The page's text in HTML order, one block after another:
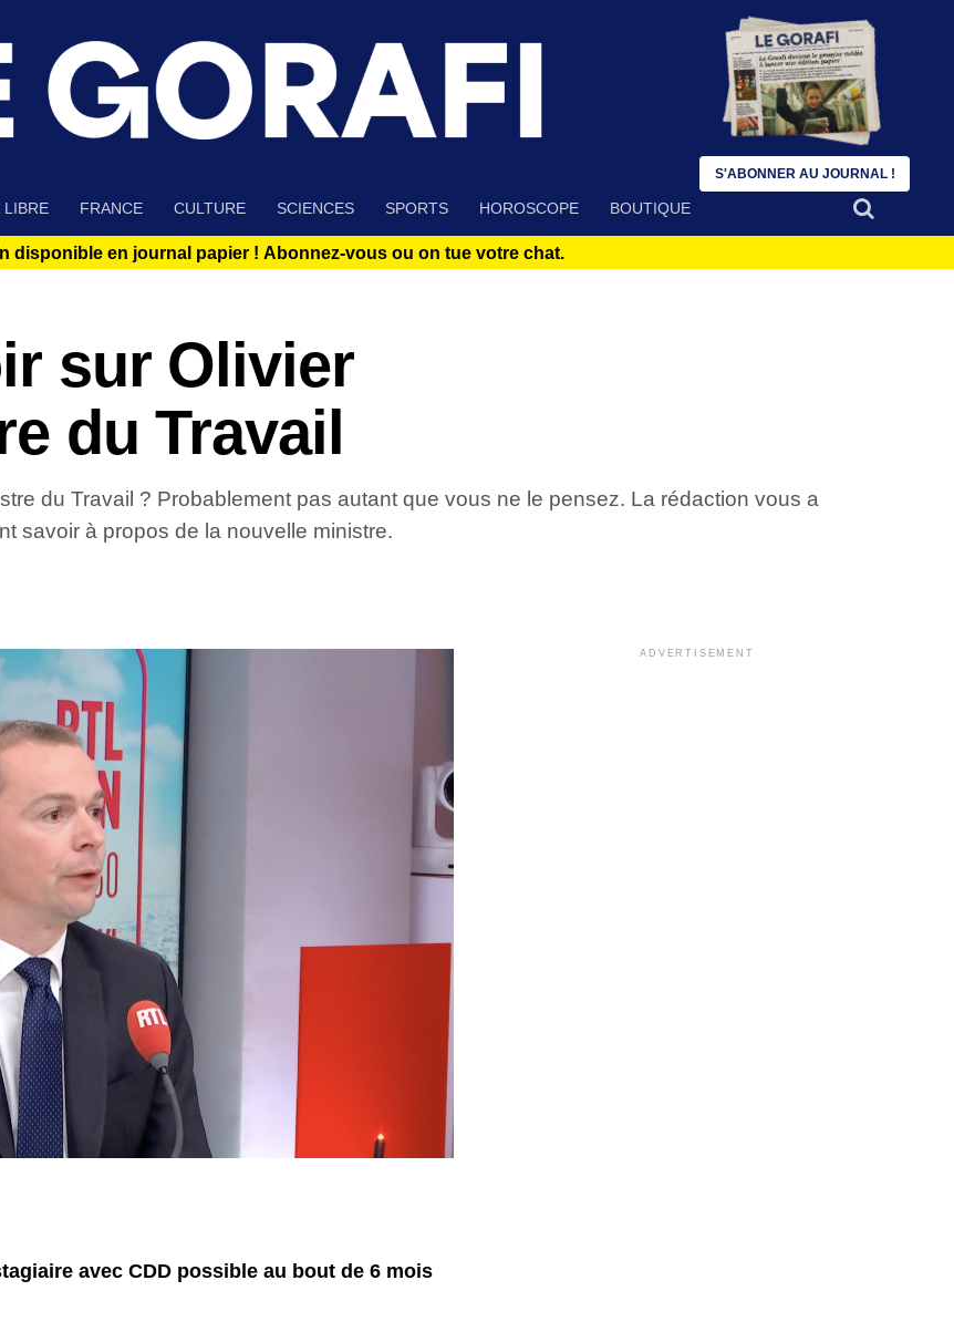
LIBRE FRANCE CULTURE SCIENCES SPORTS HOROSCOPE BOUTIQUE
disponible en journal papier ! Abonnez-vous ou on tue votre chat.
sur Olivier
du Travail
du Travail ? Probablement pas autant que vous ne le pensez. La rédaction vous a
savoir à propos de la nouvelle ministre.
avec CDD possible au bout de 6 mois
ADVERTISEMENT
S'ABONNER AU JOURNAL !